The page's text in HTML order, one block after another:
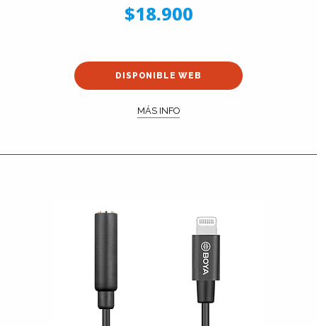
$18.900
DISPONIBLE WEB
MÁS INFO